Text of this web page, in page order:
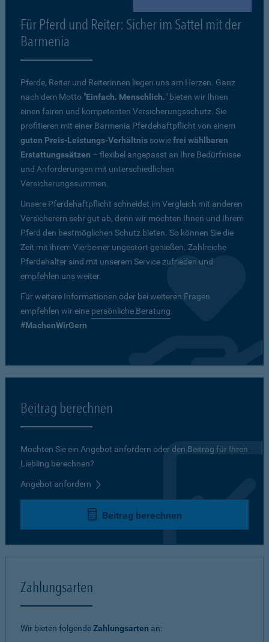
Für Pferd und Reiter: Sicher im Sattel mit der
Barmenia
Pferde, Reiter und Reiterinnen liegen uns am Herzen. Ganz
nach dem Motto "Einfach. Menschlich." bieten wir Ihnen
einen fairen und kompetenten Versicherungsschutz. Sie
profitieren mit einer Barmenia Pferdehaftpflicht von einem
guten Preis-Leistungs-Verhältnis sowiefrei wählbaren
Erstattungssätzen – flexibel angepasst an Ihre Bedürfnisse
und Anforderungen mit unterschiedlichen
Versicherungssummen.
Unsere Pferdehaftpflicht schneidet im Vergleich mit anderen
Versicherern sehr gut ab, denn wir möchten Ihnen und Ihrem
Pferd den bestmöglichen Schutz bieten. So können Sie die
Zeit mit ihrem Vierbeiner ungestört genießen. Zahlreiche
Pferdehalter sind mit unserem Service zufrieden und
empfehlen uns weiter.
Für weitere Informationen oder bei weiteren Fragen
empfehlen wir eine persönliche Beratung.
#MachenWirGern
Beitrag berechnen
Möchten Sie ein Angebot anfordern oder den Beitrag für Ihren
Liebling berechnen?
Angebot anfordern
Beitrag berechnen
Zahlungsarten
Wir bieten folgendeZahlungsarten an: